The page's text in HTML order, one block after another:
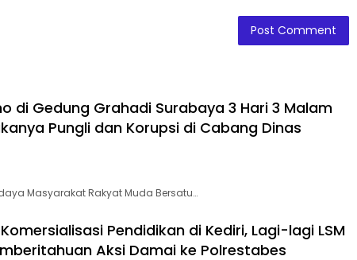
di Gedung Grahadi Surabaya 3 Hari 3 Malam
Pungli dan Korupsi di Cabang Dinas
Masyarakat Rakyat Muda Bersatu…
Pendidikan di Kediri, Lagi-lagi LSM
Aksi Damai ke Polrestabes